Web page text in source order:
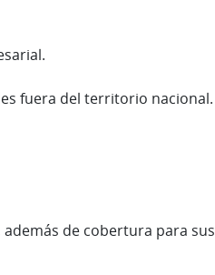
fuera del territorio nacional.
de cobertura para sus